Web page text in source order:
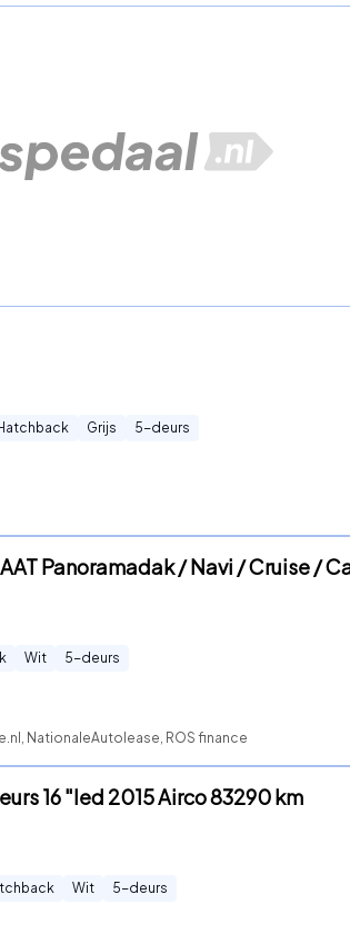
Grijs 5-deurs
Panoramadak / Navi / Cruise /
Wit 5-deurs
NationaleAutolease, ROS finance
16 "led 2015 Airco 83290 km
Wit 5-deurs